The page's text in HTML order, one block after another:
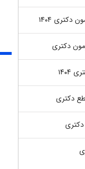
دکتری ۱۴۰۴
دکتری
۱۴۰۴
دکتری